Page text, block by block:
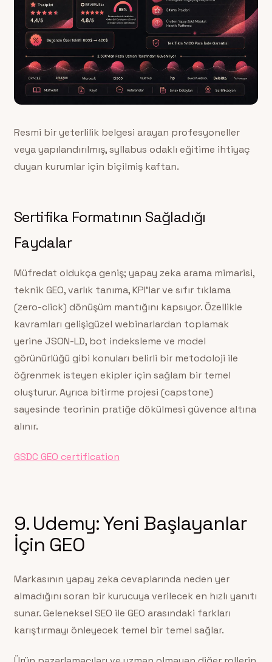
Resmi bir yeterlilik belgesi arayan profesyoneller
veya yapılandırılmış, syllabus odaklı eğitime ihtiyaç
duyan kurumlar için biçilmiş kaftan.
Sertifika Formatının Sağladığı
Faydalar
Müfredat oldukça geniş; yapay zeka arama mimarisi,
teknik GEO, varlık tanıma, KPI’lar ve sıfır tıklama
(zero-click) dönüşüm mantığını kapsıyor. Özellikle
kavramları gelişigüzel webinarlardan toplamak
yerine JSON-LD, bot indeksleme ve model
görünürlüğü gibi konuları belirli bir metodoloji ile
öğrenmek isteyen ekipler için sağlam bir temel
oluşturur. Ayrıca bitirme projesi (capstone)
sayesinde teorinin pratiğe dökülmesi güvence altına
alınır.
GSDC GEO certification
9. Udemy: Yeni Başlayanlar
İçin GEO
Markasının yapay zeka cevaplarında neden yer
almadığını soran bir kurucuya verilecek en hızlı yanıtı
sunar. Geleneksel SEO ile GEO arasındaki farkları
karıştırmayı önleyecek temel bir temel sağlar.